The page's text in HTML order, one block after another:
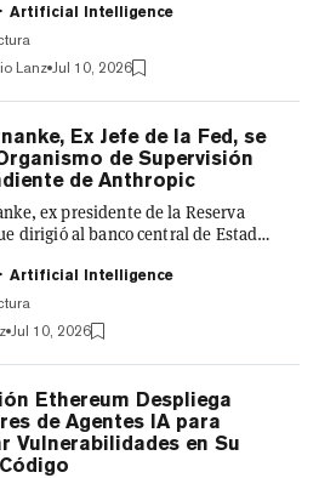
costo de Claude Opus 4.8. Hoy, la
una vista previa de
de una versión post-entrenada
de Z.AI, desarrollada
para operar dentro de su
y ya disponible en
a new orchestrator model in
The model is an adapted
Artificial Intelligence
Lanz Jul 10, 2026
Ex Jefe de la Fed, se
de Supervisión
de Anthropic
ex presidente de la Reserva
dirigió al banco central de Estados
al organismo de supervisión
de Anthropic, el Anthropic
Benefit Trust, según anunció la
jueves. El Long-Term Benefit
tiene como objetivo
la empresa desarrolle
artificial avanzada para el
largo plazo de la humanidad.
la facultad de nombrar miemb...
Artificial Intelligence
Jul 10, 2026
Ethereum Despliega
de Agentes IA para
Vulnerabilidades en Su